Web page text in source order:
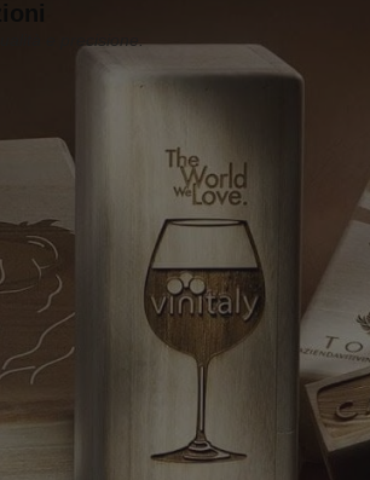
e precisione.